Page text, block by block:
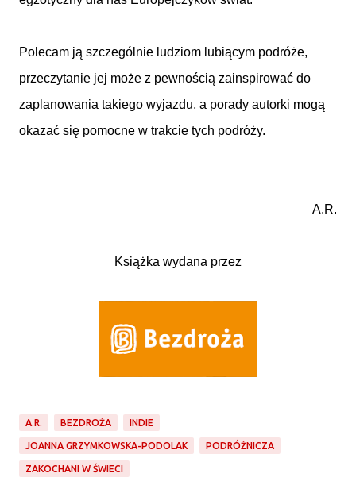
Polecam ją szczególnie ludziom lubiącym podróże,
przeczytanie jej może z pewnością zainspirować do
zaplanowania takiego wyjazdu, a porady autorki mogą
okazać się pomocne w trakcie tych podróży.
A.R.
Książka wydana przez
A.R. BEZDROŻA INDIE
JOANNA GRZYMKOWSKA-PODOLAK PODRÓŻNICZA
ZAKOCHANI W ŚWIECI